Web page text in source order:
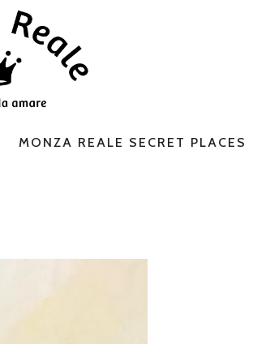
MONZA REALE SECRET PLACES